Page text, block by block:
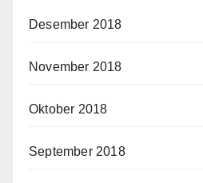
Desember 2018
November 2018
Oktober 2018
September 2018